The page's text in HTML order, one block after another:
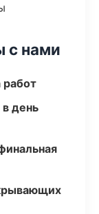
с нами
работ
день